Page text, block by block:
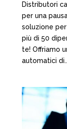
Distributori
per una
soluzione
più di 50
te! Offriamo
automatici